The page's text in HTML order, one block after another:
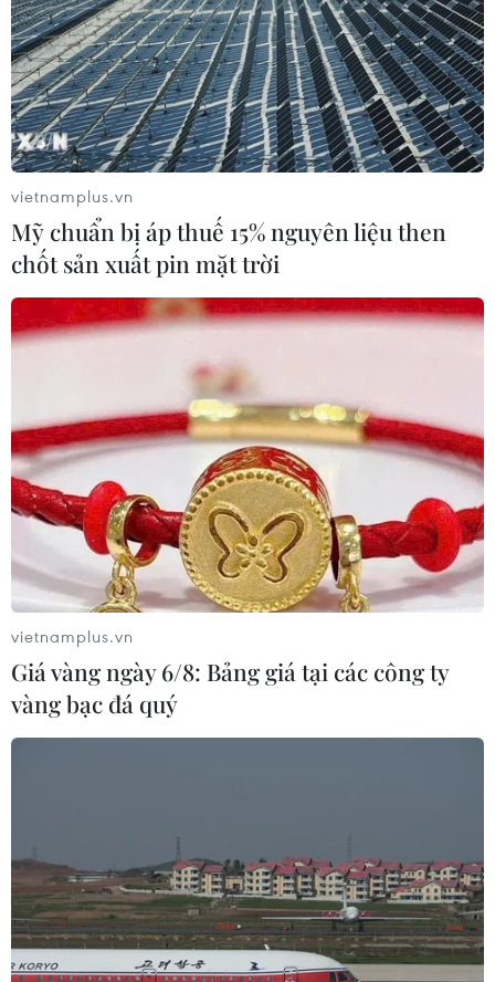
vietnamplus.vn
Mỹ chuẩn bị áp thuế 15% nguyên liệu then
chốt sản xuất pin mặt trời
vietnamplus.vn
Giá vàng ngày 6/8: Bảng giá tại các công ty
vàng bạc đá quý